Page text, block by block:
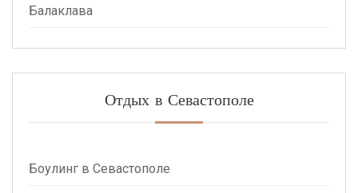
Балаклава
Отдых в Севастополе
Боулинг в Севастополе